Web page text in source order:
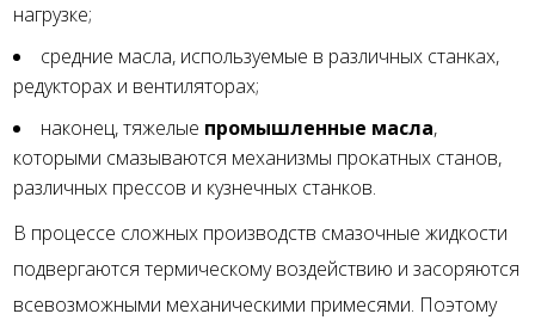
нагрузке;
средние масла, используемые в различных станках,
редукторах и вентиляторах;
наконец, тяжелые промышленные масла,
которыми смазываются механизмы прокатных станов,
различных прессов и кузнечных станков.
В процессе сложных производств смазочные жидкости
подвергаются термическому воздействию и засоряются
всевозможными механическими примесями. Поэтому